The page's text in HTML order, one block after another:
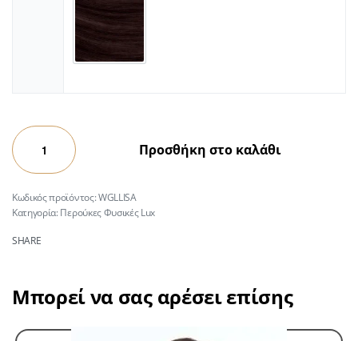
Προσθήκη στο καλάθι
WGLLISA
Κατηγορία: Περούκες Φυσικές Lux
SHARE
Μπορεί να σας αρέσει επίσης